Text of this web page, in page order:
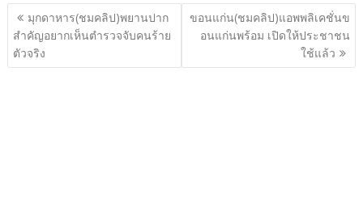
แนะแนว
เรื่อง
มุกดาหาร(ชมคลิป)พยานปาก
สำคัญอยากเห็นตำรวจจับคนร้าย
ตัวจริง
ขอนแก่น(ชมคลิป)แอพพลิเคชั่นข
อนแก่นพร้อม เปิดให้ประชาชน
ใช้แล้ว